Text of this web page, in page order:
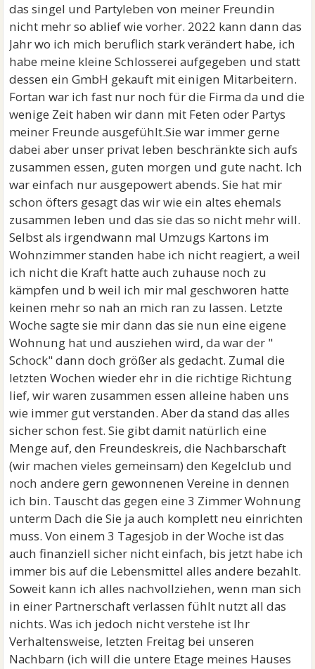
das singel und Partyleben von meiner Freundin
nicht mehr so ablief wie vorher. 2022 kann dann das
Jahr wo ich mich beruflich stark verändert habe, ich
habe meine kleine Schlosserei aufgegeben und statt
dessen ein GmbH gekauft mit einigen Mitarbeitern.
Fortan war ich fast nur noch für die Firma da und die
wenige Zeit haben wir dann mit Feten oder Partys
meiner Freunde ausgefühlt.Sie war immer gerne
dabei aber unser privat leben beschränkte sich aufs
zusammen essen, guten morgen und gute nacht. Ich
war einfach nur ausgepowert abends. Sie hat mir
schon öfters gesagt das wir wie ein altes ehemals
zusammen leben und das sie das so nicht mehr will.
Selbst als irgendwann mal Umzugs Kartons im
Wohnzimmer standen habe ich nicht reagiert, a weil
ich nicht die Kraft hatte auch zuhause noch zu
kämpfen und b weil ich mir mal geschworen hatte
keinen mehr so nah an mich ran zu lassen. Letzte
Woche sagte sie mir dann das sie nun eine eigene
Wohnung hat und ausziehen wird, da war der "
Schock" dann doch größer als gedacht. Zumal die
letzten Wochen wieder ehr in die richtige Richtung
lief, wir waren zusammen essen alleine haben uns
wie immer gut verstanden. Aber da stand das alles
sicher schon fest. Sie gibt damit natürlich eine
Menge auf, den Freundeskreis, die Nachbarschaft
(wir machen vieles gemeinsam) den Kegelclub und
noch andere gern gewonnenen Vereine in dennen
ich bin. Tauscht das gegen eine 3 Zimmer Wohnung
unterm Dach die Sie ja auch komplett neu einrichten
muss. Von einem 3 Tagesjob in der Woche ist das
auch finanziell sicher nicht einfach, bis jetzt habe ich
immer bis auf die Lebensmittel alles andere bezahlt.
Soweit kann ich alles nachvollziehen, wenn man sich
in einer Partnerschaft verlassen fühlt nutzt all das
nichts. Was ich jedoch nicht verstehe ist Ihr
Verhaltensweise, letzten Freitag bei unseren
Nachbarn (ich will die untere Etage meines Hauses